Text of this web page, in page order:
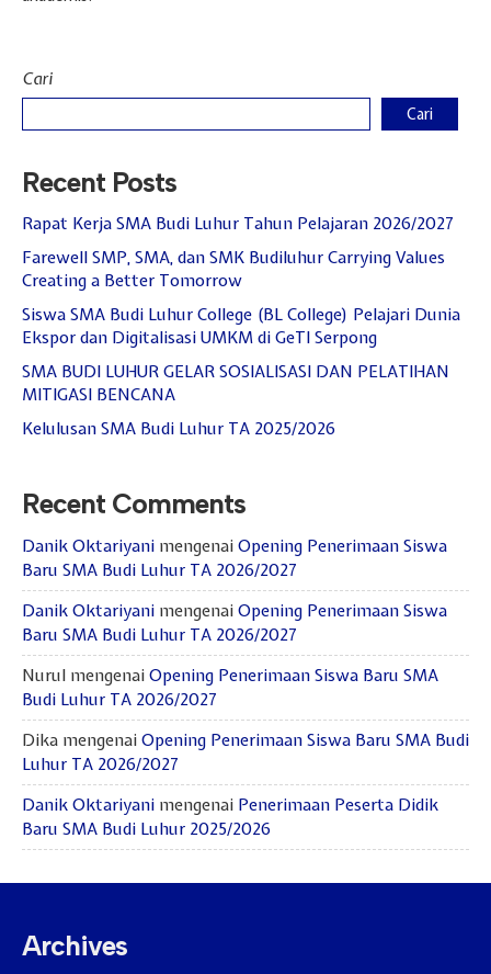
Cari
Cari
Recent Posts
Rapat Kerja SMA Budi Luhur Tahun Pelajaran 2026/2027
Farewell SMP, SMA, dan SMK Budiluhur Carrying Values
Creating a Better Tomorrow
Siswa SMA Budi Luhur College (BL College) Pelajari Dunia
Ekspor dan Digitalisasi UMKM di GeTI Serpong
SMA BUDI LUHUR GELAR SOSIALISASI DAN PELATIHAN
MITIGASI BENCANA
Kelulusan SMA Budi Luhur TA 2025/2026
Recent Comments
Danik Oktariyani mengenai Opening Penerimaan Siswa
Baru SMA Budi Luhur TA 2026/2027
Danik Oktariyani mengenai Opening Penerimaan Siswa
Baru SMA Budi Luhur TA 2026/2027
Nurul mengenai Opening Penerimaan Siswa Baru SMA
Budi Luhur TA 2026/2027
Dika mengenai Opening Penerimaan Siswa Baru SMA Budi
Luhur TA 2026/2027
Danik Oktariyani mengenai Penerimaan Peserta Didik
Baru SMA Budi Luhur 2025/2026
Archives